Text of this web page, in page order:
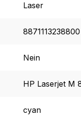
Laser
8871113238800
Nein
HP Laserjet M
cyan